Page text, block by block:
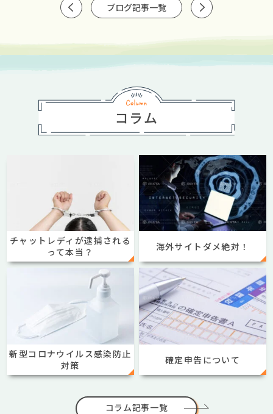
ブログ記事一覧
コラム
チャットレディが逮捕される
って本当？
海外サイトダメ絶対！
新型コロナウイルス感染防止
対策
確定申告について
コラム記事一覧